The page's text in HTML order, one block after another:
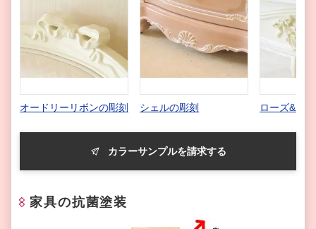
オードリーリボンの彫刻 シェルの彫刻 ローズ&リ
カラーサンプルを請求する
家具の抗菌塗装